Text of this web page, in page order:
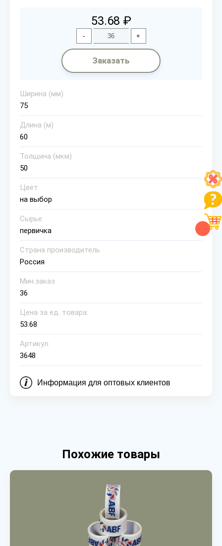
53.68 ₽
- +
Заказать
Ширина (мм)
75
Длина (м)
60
Толщина (мкм)
50
Цвет
на выбор
Сырье
первичка
Страна производитель
Россия
Мин.заказ
36
Цена за ед. товара:
53.68
Артикул:
3648
Информация для оптовых клиентов
Похожие товары